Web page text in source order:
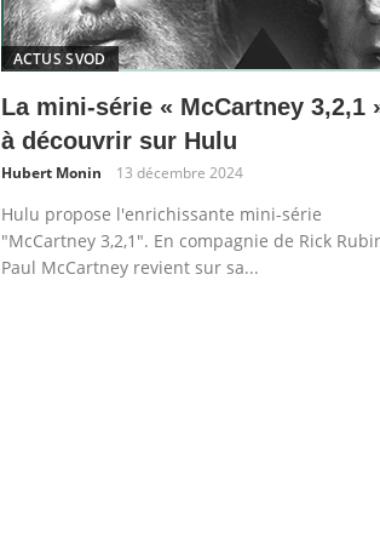
ACTUS SVOD
La mini-série « McCartney 3,2,1
à découvrir sur Hulu
Hubert Monin 13 décembre 2024
Hulu propose l'enrichissante mini-série
"McCartney 3,2,1". En compagnie de Rick
Paul McCartney revient sur sa...